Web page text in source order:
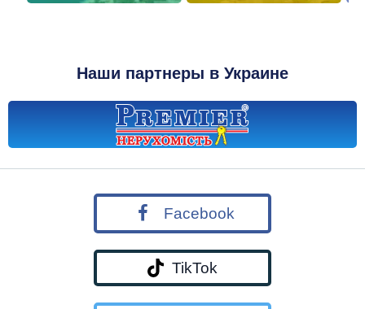
Наши партнеры в Украине
Facebook
TikTok